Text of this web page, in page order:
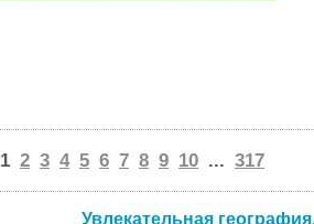
1 2 3 4 5 6 7 8 9 10 ... 317
Увлекательная